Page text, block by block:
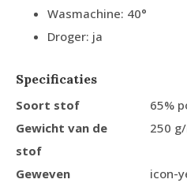
Wasmachine: 40°
Droger: ja
Specificaties
Soort stof
65%
Gewicht van de
stof
250
Geweven
icon-